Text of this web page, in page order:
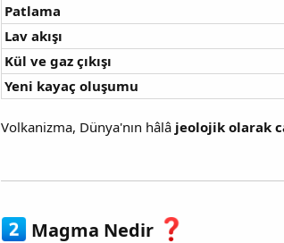
Patlama
Lav akışı
Kül ve gaz çıkışı
Yeni kayaç oluşumu
Volkanizma, Dünya'nın hâlâ jeolojik olarak
Magma Nedir